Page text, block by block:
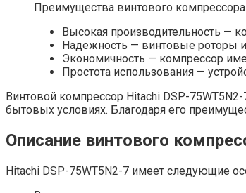
Преимущества винтового
Высокая производительность —
Надежность — винтовые роторы
Экономичность — компрессор
Простота использования —
Винтовой компрессор Hitachi DSP-
бытовых условиях. Благодаря его
Описание винтового
Hitachi DSP-75WT5N2-7 имеет следующие